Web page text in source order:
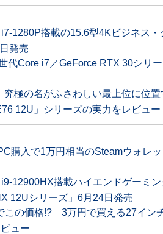
1280P搭載の15.6型4Kビジネス
発売
代Core i7／GeForce RTX 30シリ
極の名がふさわしい最上位に位置
12U」シリーズの実力をレビュー
購入で1万円相当のSteamウォレ
12900HX搭載ハイエンドゲーミ
12Uシリーズ」6月24日発売
この価格!? 3万円で買える27イン
ュー